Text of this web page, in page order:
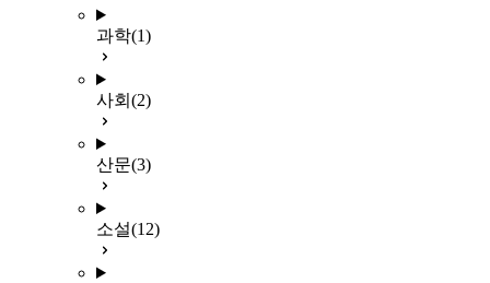
과학(1)
사회 (2)
산문(3)
소설(12)